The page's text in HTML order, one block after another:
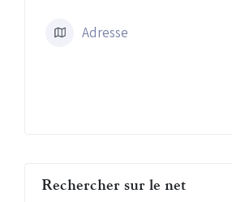
Adresse
Rechercher sur le net